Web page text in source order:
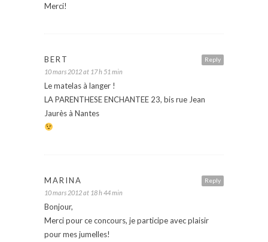
Merci!
Reply
BERT
10 mars 2012 at 17 h 51 min
Le matelas à langer !
LA PARENTHESE ENCHANTEE 23, bis rue Jean
Jaurès à Nantes
Reply
MARINA
10 mars 2012 at 18 h 44 min
Bonjour,
Merci pour ce concours, je participe avec plaisir
pour mes jumelles!